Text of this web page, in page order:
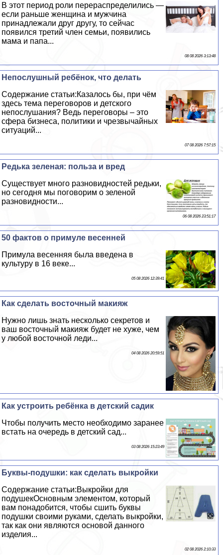
В этот период роли перераспределились —
если раньше женщина и мужчина
принадлежали друг другу, то сейчас
появился третий члeн семьи, появились
мама и папа...
08 08 2026 3:13:48
Непослушный ребёнок, что делать
Содержание статьи:Казалось бы, при чём
здесь тема переговоров и детского
непослушания? Ведь переговоры – это
сфера бизнеса, политики и чрезвычайных
ситуаций...
07 08 2026 7:57:15
Редька зеленая: польза и вред
Существует много разновидностей редьки,
но сегодня мы поговорим о зеленой
разновидности...
06 08 2026 23:51:17
50 фактов о примуле весенней
Примула весенняя была введена в
культуру в 16 веке...
05 08 2026 12:39:41
Как сделать восточный макияж
Нужно лишь знать несколько секретов и
ваш восточный макияж будет не хуже, чем
у любой восточной леди...
04 08 2026 20:59:51
Как устроить ребёнка в детский садик
Чтобы получить место необходимо заранее
встать на очередь в детский сад...
03 08 2026 15:23:49
Буквы-подушки: как сделать выкройки
Содержание статьи:Выкройки для
подушекОсновным элементом, который
вам понадобится, чтобы сшить буквы
подушки своими руками, сделать выкройки,
так как они являются основой данного
изделия...
02 08 2026 2:10:33